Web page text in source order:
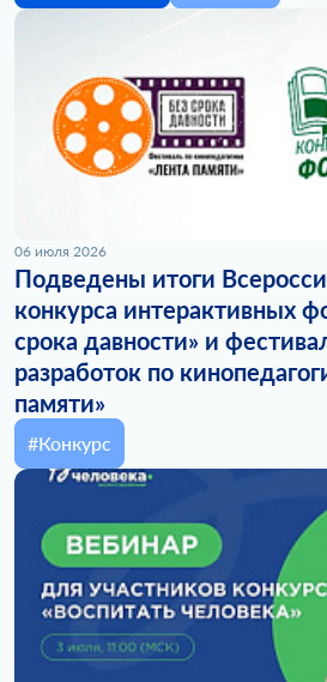
06 июля 2026
Подведены итоги
конкурса интерактивных
срока давности» и
разработок по
памяти»
#Конкурс